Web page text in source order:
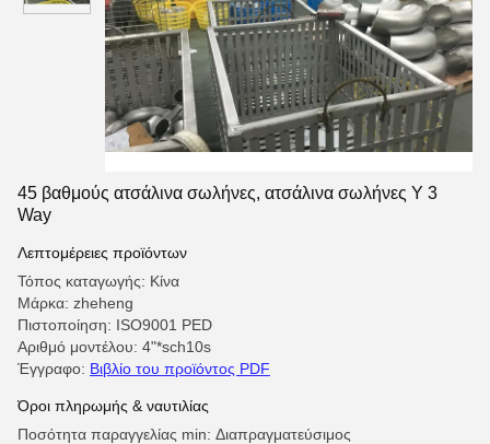
45 βαθμούς ατσάλινα σωλήνες, ατσάλινα σωλήνες Y 3
Way
Λεπτομέρειες προϊόντων
Τόπος καταγωγής: Κίνα
Μάρκα: zheheng
Πιστοποίηση: ISO9001 PED
Αριθμό μοντέλου: 4"*sch10s
Έγγραφο: Βιβλίο του προϊόντος PDF
Όροι πληρωμής & ναυτιλίας
Ποσότητα παραγγελίας min: Διαπραγματεύσιμος